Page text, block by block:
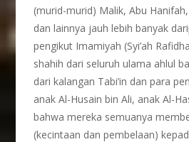
(murid-murid) Malik, Abu Hanifah,
dan lainnya jauh lebih banyak
pengikut Imamiyah (Syi’ah
shahih dari seluruh ulama ahlul
dari kalangan Tabi’in dan para
anak Al-Husain bin Ali, anak Al-
bahwa mereka semuanya
(kecintaan dan pembelaan)